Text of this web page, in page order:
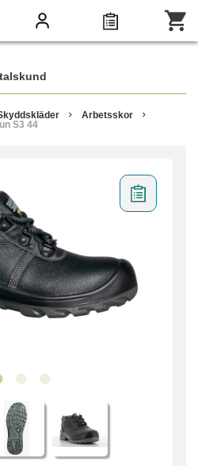
Arbetsskor
S3 44